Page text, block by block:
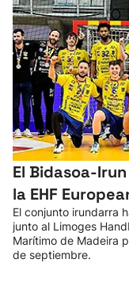
El Bidasoa-
la EHF
El conjunto irundarra
junto al Limoges
Marítimo de Madeira
de septiembre.